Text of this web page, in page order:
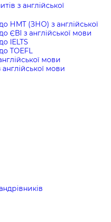
з англійської
НМТ (ЗНО) з англійської
ЄВІ з англійської мови
IELTS
TOEFL
мови
мови